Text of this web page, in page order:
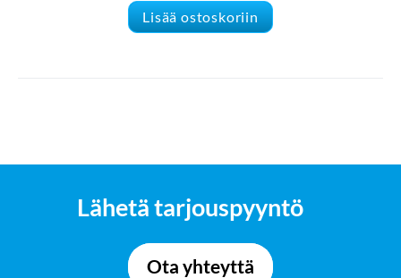
Lisää ostoskoriin
Lähetä tarjouspyyntö
Ota yhteyttä